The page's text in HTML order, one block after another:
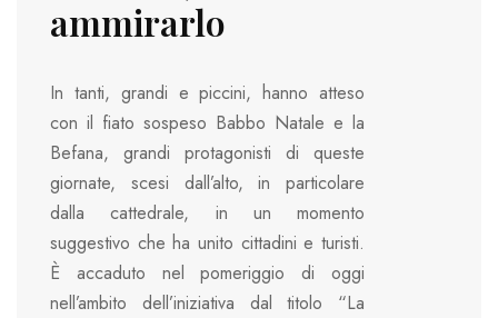
ammirarlo
In tanti, grandi e piccini, hanno atteso
con il fiato sospeso Babbo Natale e la
Befana, grandi protagonisti di queste
giornate, scesi dall’alto, in particolare
dalla cattedrale, in un momento
suggestivo che ha unito cittadini e turisti.
È accaduto nel pomeriggio di oggi
nell’ambito dell’iniziativa dal titolo “La